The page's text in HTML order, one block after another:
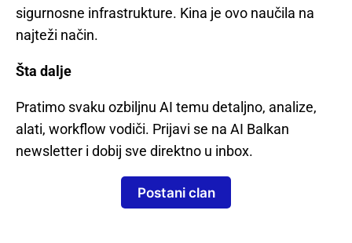
sigurnosne infrastrukture. Kina je ovo naučila na
najteži način.
Šta dalje
Pratimo svaku ozbiljnu AI temu detaljno, analize,
alati, workflow vodiči. Prijavi se na AI Balkan
newsletter i dobij sve direktno u inbox.
Postani clan